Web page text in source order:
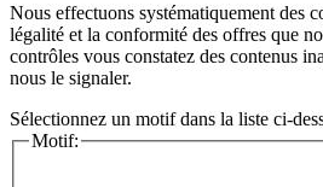
Nous effectuons systématiquement des
légalité et la conformité des offres que
contrôles vous constatez des contenus
nous le signaler.
Sélectionnez un motif dans la liste ci-
Motif: